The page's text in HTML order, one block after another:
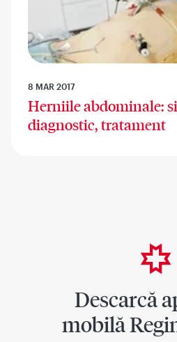
8 MAR 2017
Herniile abdominale:
diagnostic, tratament
Descarcă
mobilă